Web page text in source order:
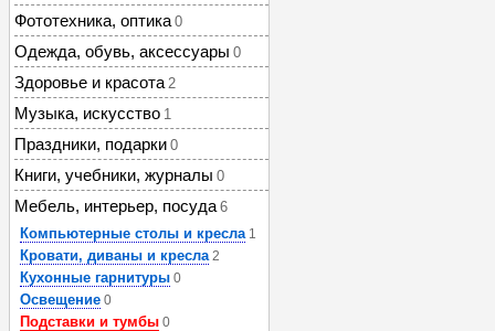
Фототехника, оптика 0
Одежда, обувь, аксессуары 0
Здоровье и красота 2
Музыка, искусство 1
Праздники, подарки 0
Книги, учебники, журналы 0
Мебель, интерьер, посуда 6
Компьютерные столы и кресла 1
Кровати, диваны и кресла 2
Кухонные гарнитуры 0
Освещение 0
Подставки и тумбы 0